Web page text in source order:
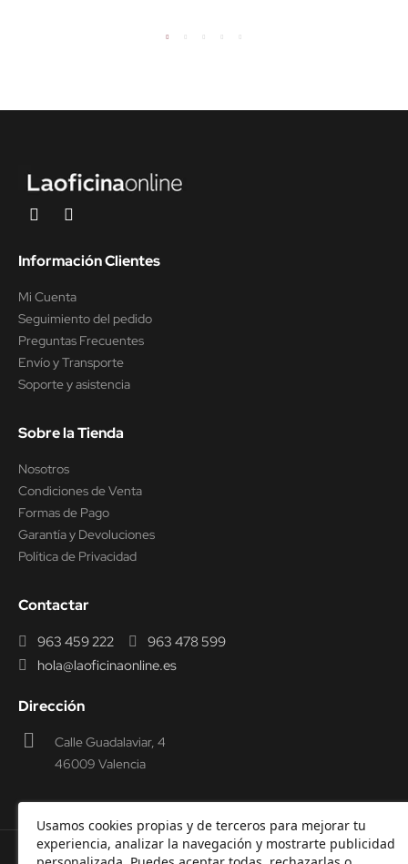
Usamos cookies propias y de terceros para mejorar tu
experiencia, analizar la navegación y mostrarte publicidad
Información Clientes
Mi Cuenta
Seguimiento del pedido
Preguntas Frecuentes
Envío y Transporte
Soporte y asistencia
Sobre la Tienda
Nosotros
Condiciones de Venta
Formas de Pago
Garantía y Devoluciones
Política de Privacidad
Contactar
963 459 222
963 478 599
hola@laoficinaonline.es
Dirección
Calle Guadalaviar, 4
46009 Valencia